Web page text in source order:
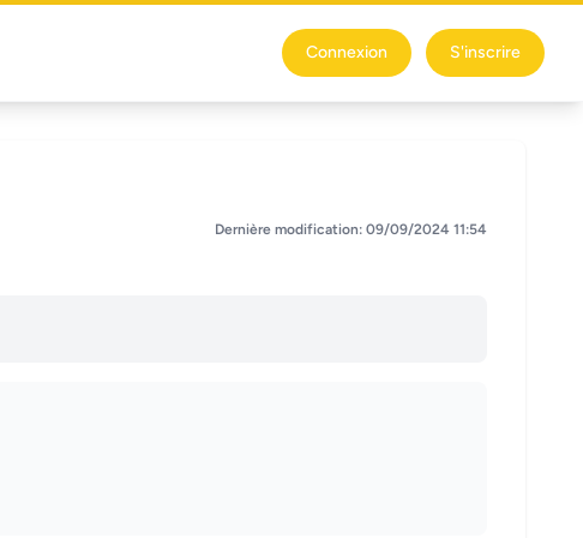
Connexion S'inscrire
Dernière modification: 09/09/2024 11:54